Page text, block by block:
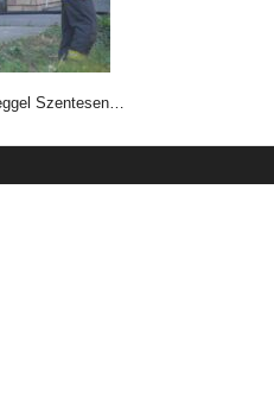
Szentesen…